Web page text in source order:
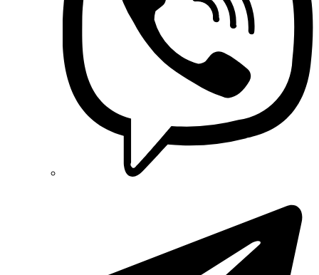
Pro'sKit (Тайвань)
PYLONTECH (Китай)
Radpol (Польша)
Raut (Украина)
Reliance (Украина)
REM POWER (Словения)
Schneider-Electric (Франция)
Selec (Индия)
Smart-MAIC
Technoelectric (Италия)